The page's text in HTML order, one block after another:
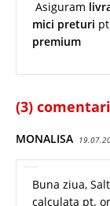
Asiguram
mici preturi
premium
(3)
MONALISA
Buna ziua,
calculata pt.